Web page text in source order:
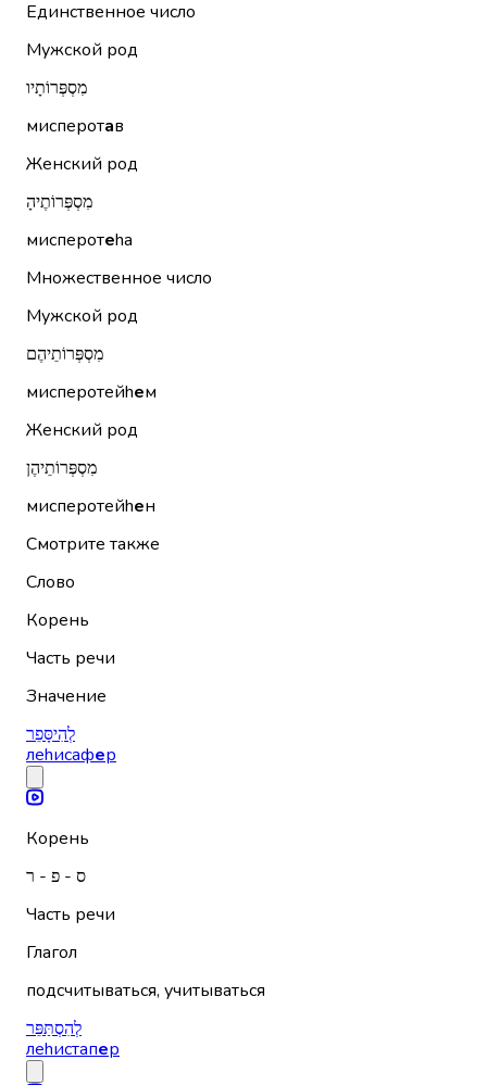
Единственное число
Мужской род
מִסְפְּרוֹתָיו
мисперотав
Женский род
מִסְפְּרוֹתֶיהָ
мисперотеhа
Множественное число
Мужской род
מִסְפְּרוֹתֵיהֶם
мисперотейhем
Женский род
מִסְפְּרוֹתֵיהֶן
мисперотейhен
Смотрите также
Слово
Корень
Часть речи
Значение
לְהִיסָּפֵר
леhисафер
Корень
ס - פ - ר
Часть речи
Глагол
подсчитываться, учитываться
לְהִסְתַּפֵּר
леhистапер